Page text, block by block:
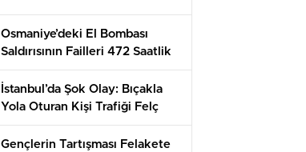
Osmaniye’deki El Bombası
Saldırısının Failleri 472 Saatlik
Kamera İncelemesiyle
Yakalandı!
İstanbul’da Şok Olay: Bıçakla
Yola Oturan Kişi Trafiği Felç
Etti!
Gençlerin Tartışması Felakete